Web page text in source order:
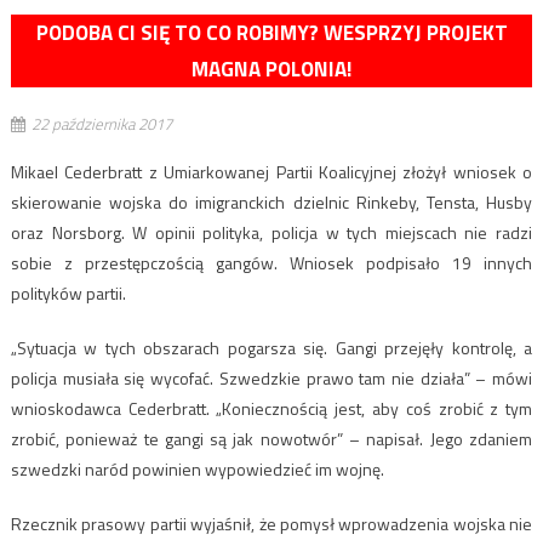
PODOBA CI SIĘ TO CO ROBIMY? WESPRZYJ PROJEKT
MAGNA POLONIA!
22 października 2017
Mikael Cederbratt z Umiarkowanej Partii Koalicyjnej złożył wniosek o
skierowanie wojska do imigranckich dzielnic Rinkeby, Tensta, Husby
oraz Norsborg. W opinii polityka, policja w tych miejscach nie radzi
sobie z przestępczością gangów. Wniosek podpisało 19 innych
polityków partii.
„Sytuacja w tych obszarach pogarsza się. Gangi przejęły kontrolę, a
policja musiała się wycofać. Szwedzkie prawo tam nie działa” – mówi
wnioskodawca Cederbratt. „Koniecznością jest, aby coś zrobić z tym
zrobić, ponieważ te gangi są jak nowotwór” – napisał. Jego zdaniem
szwedzki naród powinien wypowiedzieć im wojnę.
Rzecznik prasowy partii wyjaśnił, że pomysł wprowadzenia wojska nie